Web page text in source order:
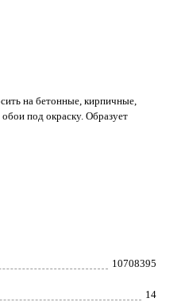
на бетонные, кирпичные,
под окраску. Образует
10708395
14